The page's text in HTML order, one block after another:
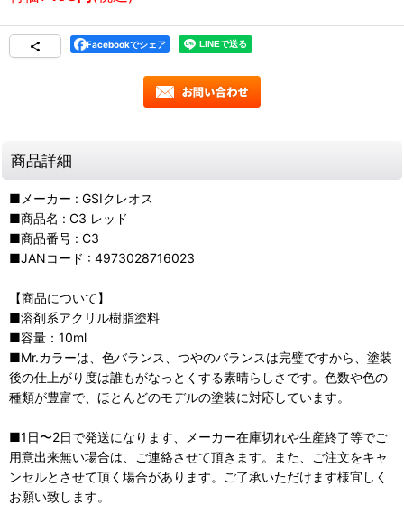
Facebookでシェア
商品詳細
■メーカー : GSIクレオス
■商品名 : C3 レッド
■商品番号 : C3
■JANコード : 4973028716023
【商品について】
■溶剤系アクリル樹脂塗料
■容量：10ml
■Mr.カラーは、色バランス、つやのバランスは完璧ですから、塗装
後の仕上がり度は誰もがなっとくする素晴らしさです。色数や色の
種類が豊富で、ほとんどのモデルの塗装に対応しています。
■1日〜2日で発送になります、メーカー在庫切れや生産終了等でご
用意出来無い場合は、ご連絡させて頂きます。また、ご注文をキャ
ンセルとさせて頂く場合があります。ご了承いただけます様宜しく
お願い致します。